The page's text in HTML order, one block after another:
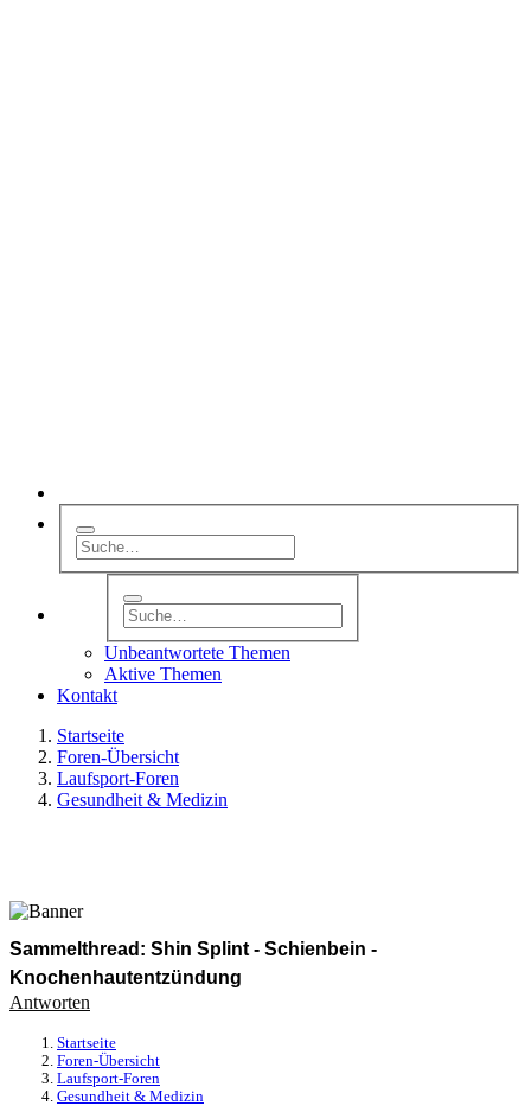
Unbeantwortete Themen
Aktive Themen
Kontakt
Startseite
Foren-Übersicht
Laufsport-Foren
Gesundheit & Medizin
Sammelthread: Shin Splint - Schienbein -
Knochenhautentzündung
Antworten
Startseite
Foren-Übersicht
Laufsport-Foren
Gesundheit & Medizin